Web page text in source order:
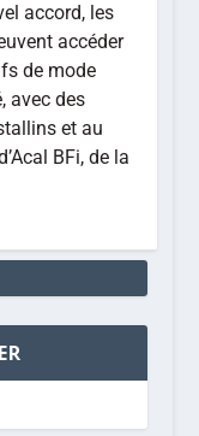
accord, les
accéder
de mode
avec des
et au
BFi, de la